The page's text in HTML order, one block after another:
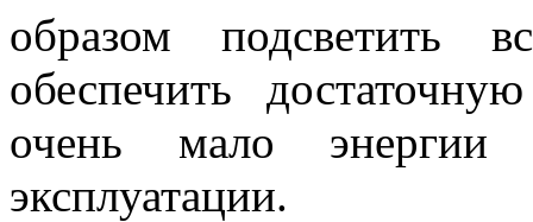
образом подсветить
обеспечить
очень мало
эксплуатации.